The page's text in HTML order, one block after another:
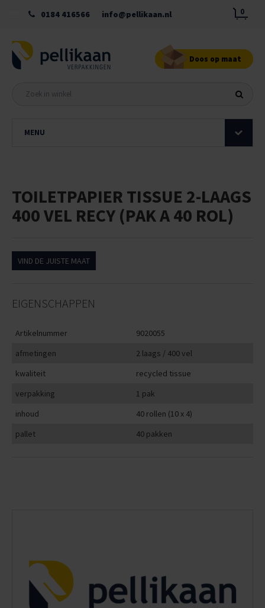
0184 416566 info@pellikaan.nl 0
Doos op maat
MENU
TOILETPAPIER TISSUE 2-LAAGS
400 VEL RECY (PAK A 40 ROL)
VIND DE JUISTE MAAT
EIGENSCHAPPEN
Artikelnummer
9020055
afmetingen
2 laags / 400 vel
kwaliteit
recycled tissue
verpakking
1 pak
inhoud
40 rollen (10 x 4)
pallet
40 pakken